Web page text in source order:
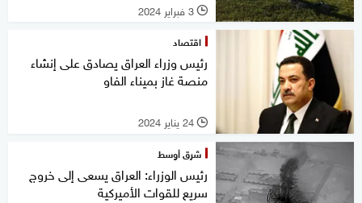
l 3 فبراير 2024
اقتصاد
رئيس وزراء العراق يصادق على إنشاء
منصة غاز بميناء الفاو
l 24 يناير 2024
شرق أوسط
رئيس الوزراء: العراق يسعى إلى خروج
سريع للقوات الأميركية